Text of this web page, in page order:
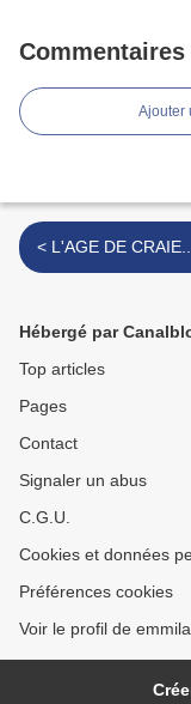
Commentaires
Ajouter
< L'AGE DE
Hébergé par
Top articles
Pages
Contact
Signaler un abus
C.G.U.
Cookies et données
Préférences cookies
Voir le profil de